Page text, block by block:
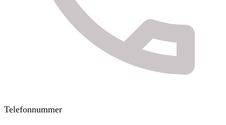
Telefonnummer